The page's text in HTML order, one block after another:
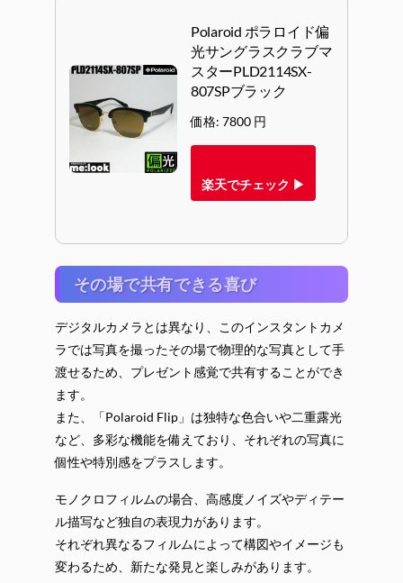
Polaroid ポラロイド偏
光サングラスクラブマ
スターPLD2114SX-
807SPブラック
価格: 7800 円
楽天でチェック ▶
その場で共有できる喜び
デジタルカメラとは異なり、このインスタントカメ
ラでは写真を撮ったその場で物理的な写真として手
渡せるため、プレゼント感覚で共有することができ
ます。
また、「Polaroid Flip」は独特な色合いや二重露光
など、多彩な機能を備えており、それぞれの写真に
個性や特別感をプラスします。
モノクロフィルムの場合、高感度ノイズやディテー
ル描写など独自の表現力があります。
それぞれ異なるフィルムによって構図やイメージも
変わるため、新たな発見と楽しみがあります。